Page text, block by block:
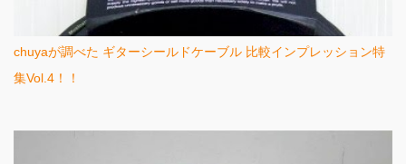
chuyaが調べた ギターシールドケーブル 比較インプレッション特
集Vol.4！！